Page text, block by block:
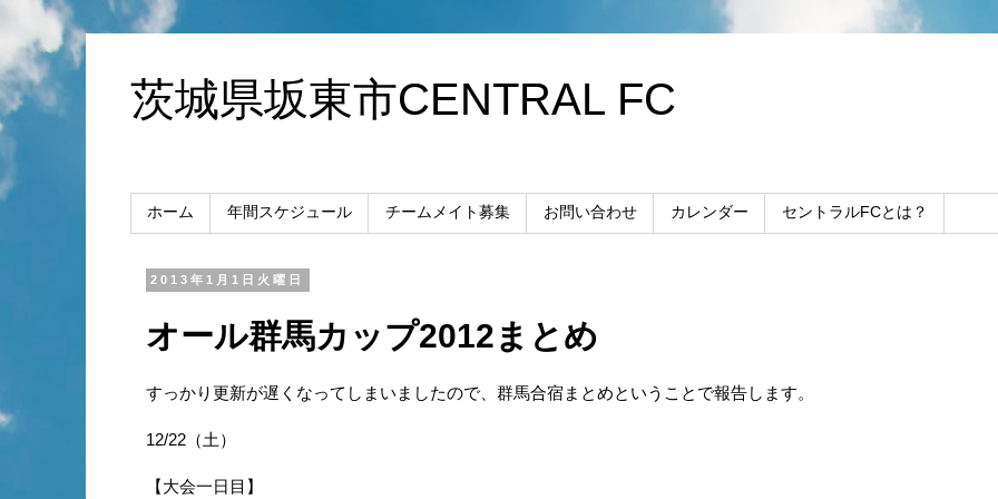
茨城県坂東市CENTRAL FC
ホーム 年間スケジュール チームメイト募集 お問い合わせ カレンダー セントラルFCとは？
2013年1月1日火曜日
オール群馬カップ2012まとめ
すっかり更新が遅くなってしまいましたので、群馬合宿まとめということで報告します。
12/22（土）
【大会一日目】